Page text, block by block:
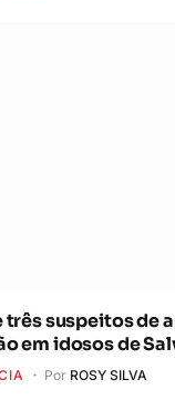
três suspeitos de
em idosos de
Por ROSY SILVA